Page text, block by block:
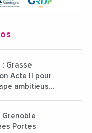
Grasse
Acte II pour
ambitieuse
Grenoble
Portes